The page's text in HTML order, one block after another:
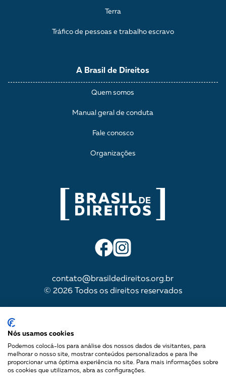
contato@brasildedireitos.org.br
© 2026 Todos os direitos reservados
A Brasil de Direitos
Quem somos
Manual geral de conduta
Fale conosco
Organizações
Terra
Tráfico de pessoas e trabalho escravo
Mapa do site
Nós usamos cookies
Podemos colocá-los para análise dos nossos dados de visitantes, para
melhorar o nosso site, mostrar conteúdos personalizados e para lhe
proporcionar uma óptima experiência no site. Para mais informações sobre
os cookies que utilizamos, abra as configurações.